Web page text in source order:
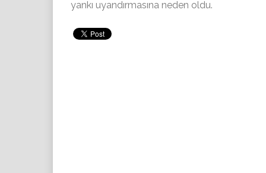
yankı uyandırmasına neden oldu.